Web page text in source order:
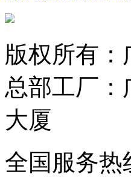
版权所有
总部工厂：
大厦
全国服务热